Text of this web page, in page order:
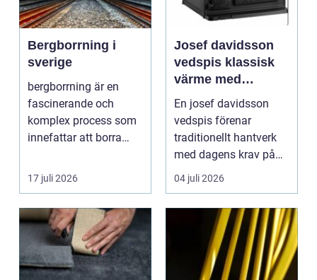
Bergborrning i
sverige
bergborrning är en
fascinerande och
komplex process som
innefattar att borra
minerale...
17 juli 2026
Josef davidsson
vedspis klassisk
värme med
modern funktion
En josef davidsson
vedspis förenar
traditionellt hantverk
med dagens krav på
effektiv, trygg och mil...
04 juli 2026